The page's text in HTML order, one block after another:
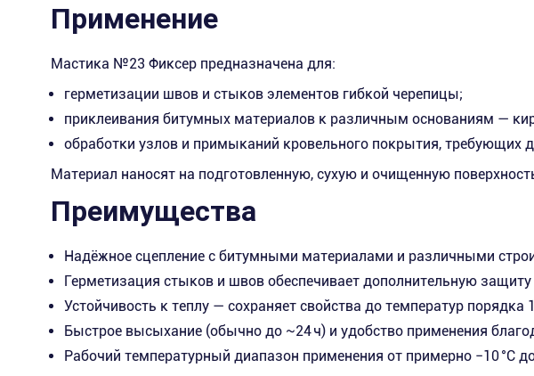
Применение
Мастика №23 Фиксер предназначена для:
герметизации швов и стыков элементов гибкой черепицы;
приклеивания битумных материалов к различным основаниям —
обработки узлов и примыканий кровельного покрытия, требующих
Материал наносят на подготовленную, сухую и очищенную
Преимущества
Надёжное сцепление с битумными материалами и различными
Герметизация стыков и швов обеспечивает дополнительную защиту
Устойчивость к теплу — сохраняет свойства до температур порядка
Быстрое высыхание (обычно до ~24 ч) и удобство применения
Рабочий температурный диапазон применения от примерно −10 °C до